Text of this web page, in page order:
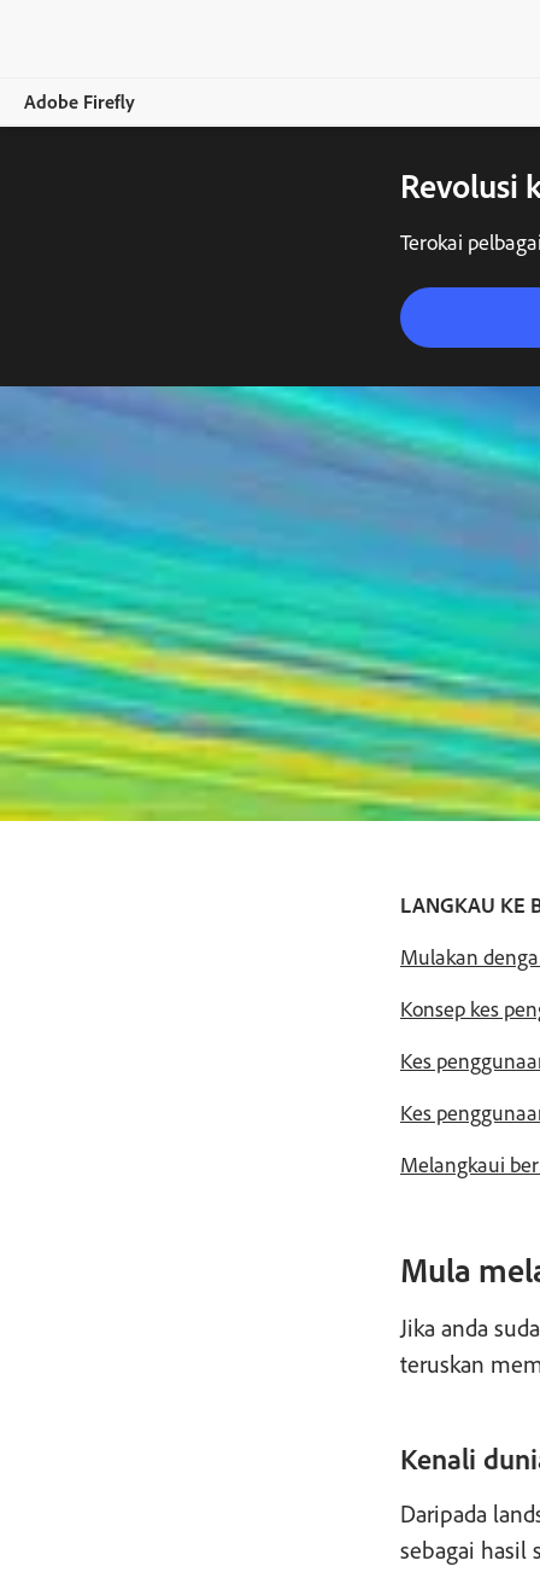
Adobe Firefly
Bandingkan Pelan
Revolusi
Terokai
LANGKAU KE
Mulakan
Konsep kes
Kes
Kes
Melangkaui
Mula
Jika anda
teruskan
Kenali
Daripada
sebagai hasil